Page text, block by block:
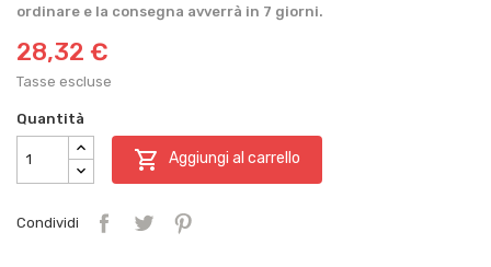
ordinare e la consegna avverrà in 7 giorni.
28,32 €
Tasse escluse
Quantità
 Aggiungi al carrello
Condividi